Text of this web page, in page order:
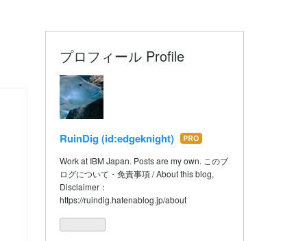
プロフィール Profile
RuinDig (id:edgeknight) はて
なブ
ログ
Work at IBM Japan. Posts are my own. このブ
ログについて・免責事項 / About this blog,
Disclaimer：
https://ruindig.hatenablog.jp/about